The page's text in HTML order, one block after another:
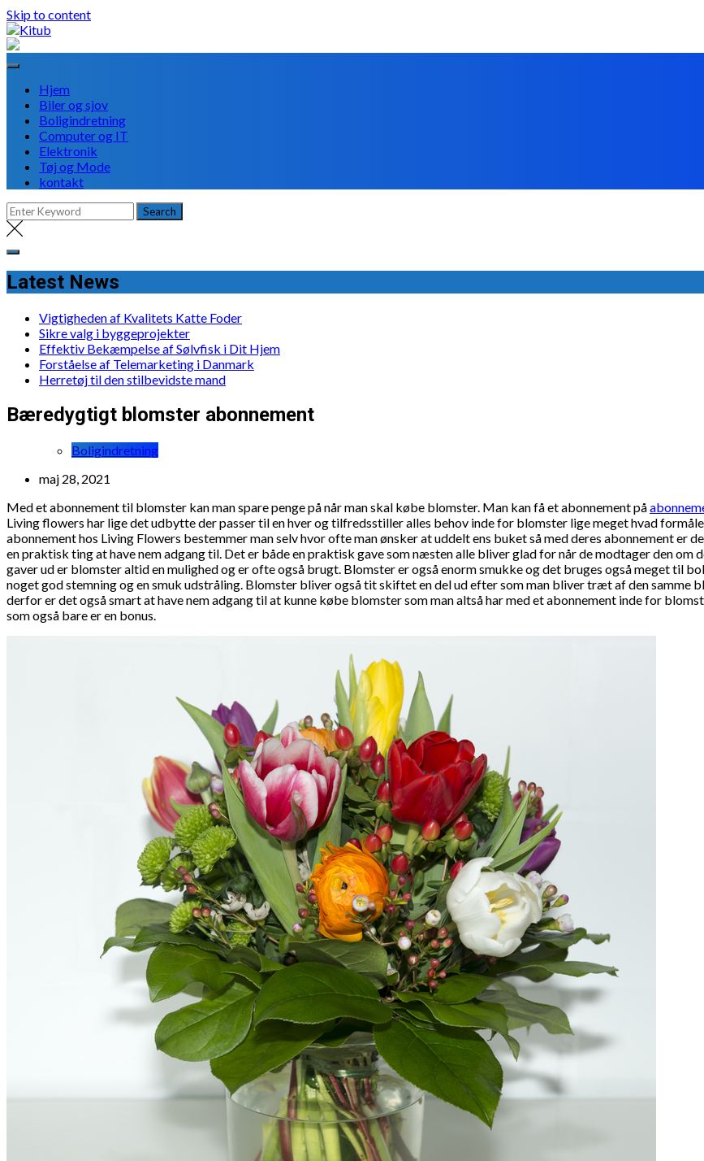
Skip to content
Hjem
Biler og sjov
Boligindretning
Computer og IT
Elektronik
Tøj og Mode
kontakt
Latest News
Vigtigheden af Kvalitets Katte Foder
Sikre valg i byggeprojekter
Effektiv Bekæmpelse af Sølvfisk i Dit Hjem
Forståelse af Telemarketing i Danmark
Herretøj til den stilbevidste mand
Bæredygtigt blomster abonnement
Boligindretning
maj 28, 2021
Med et abonnement til blomster kan man spare penge på når man skal købe blomster. Man kan få et abonnement på
Living flowers har lige det udbytte der passer til en hver og tilfredsstiller alles behov inde for blomster lige meget hvad
abonnement hos Living Flowers bestemmer man selv hvor ofte man ønsker at uddelt ens buket så med deres abonnement er
en praktisk ting at have nem adgang til. Det er både en praktisk gave som næsten alle bliver glad for når de modtager den om
gaver ud er blomster altid en mulighed og er ofte også brugt. Blomster er også enorm smukke og det bruges også meget til
noget god stemning og en smuk udstråling. Blomster bliver også tit skiftet en del ud efter som man bliver træt af den samme
derfor er det også smart at have nem adgang til at kunne købe blomster som man altså har med et abonnement inde for
som også bare er en bonus.